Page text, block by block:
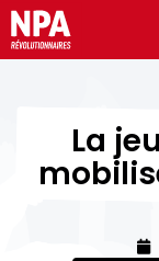
La